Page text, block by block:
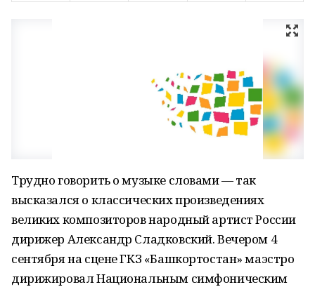
Трудно говорить о музыке словами — так
высказался о классических произведениях
великих композиторов народный артист России
дирижер Александр Сладковский. Вечером 4
сентября на сцене ГКЗ «Башкортостан» маэстро
дирижировал Национальным симфоническим